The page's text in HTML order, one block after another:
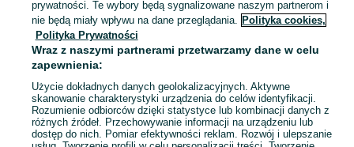
Mapa kategorii
Mapa miejscowości
Mapa ministron
Popularne wyszukiwania
prywatności. Te wybory będą sygnalizowane naszym partnerom i
nie będą miały wpływu na dane przeglądania. Polityka cookies,
Polityka Prywatności
Wraz z naszymi partnerami przetwarzamy dane w celu
zapewnienia:
Użycie dokładnych danych geolokalizacyjnych. Aktywne
skanowanie charakterystyki urządzenia do celów identyfikacji.
Rozumienie odbiorców dzięki statystyce lub kombinacji danych z
różnych źródeł. Przechowywanie informacji na urządzeniu lub
dostęp do nich. Pomiar efektywności reklam. Rozwój i ulepszanie